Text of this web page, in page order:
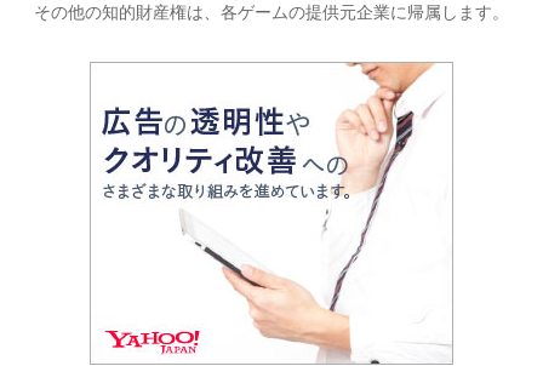
その他の知的財産権は、各ゲームの提供元企業に帰属します。